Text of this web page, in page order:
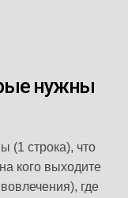
нужны
(1 строка), что
кого выходите
где